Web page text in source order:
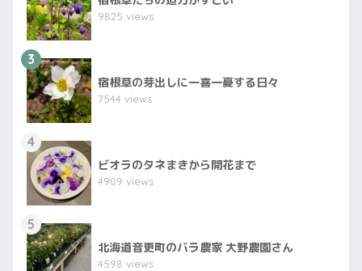
9825 views
3
宿根草の芽出しに一喜一憂する日々
7544 views
4
ビオラのタネまきから開花まで
4909 views
5
北海道音更町のバラ農家 大野農園さん
4598 views